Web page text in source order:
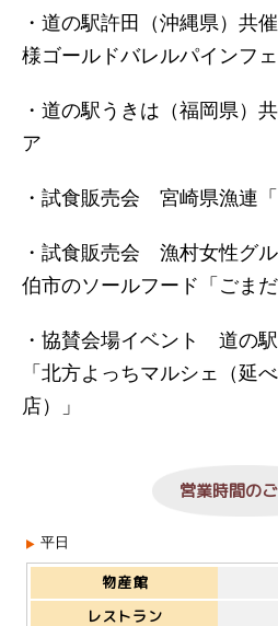
・道の駅許田（沖縄県）共
様ゴールドバレルパインフ
・道の駅うきは（福岡県）
ア
・試食販売会 宮崎県漁連「
・試食販売会 漁村女性グ
伯市のソールフード「ごまだ
・協賛会場イベント 道の
「北方よっちマルシェ（延
店）」
営業時間の
平日
物産館
レストラン